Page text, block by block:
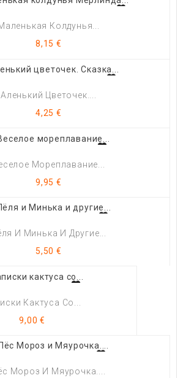
Колдунья...
Цена
8,15 €
Аленький Цветочек....
Цена
4,25 €
Мореплавание...
Цена
9,95 €
И Минька И Другие...
Цена
5,50 €
Кактуса Со...
Цена
9,00 €
Мороз И Мяурочка....